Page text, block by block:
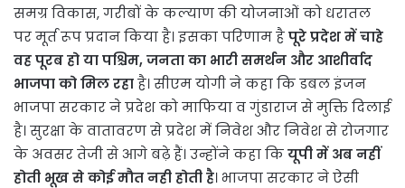
समग्र विकास, गरीबों के कल्याण की योजनाओं को धरातल
पर मूर्त रूप प्रदान किया है। इसका परिणाम हैपूरे प्रदेश में चाहे
वह पूरब हो या पश्चिम, जनता का भारी समर्थन और आशीर्वाद
भाजपा को मिल रहाहै। सीएम योगी ने कहा कि डबल इंजन
भाजपा सरकार ने प्रदेश को माफिया व गुंडाराज से मुक्ति दिलाई
है। सुरक्षा के वातावरण से प्रदेश में निवेश और निवेश से रोजगार
के अवसर तेजी से आगे बढ़े हैं। उन्होंने कहा कियूपी में अब नहीं
होती भूख से कोई मौत नही होती है। भाजपा सरकार ने ऐसी